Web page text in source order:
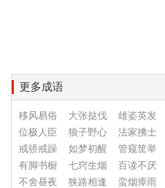
更多成语
移风易俗 大张挞伐 雄姿英发
位极人臣
狼子野心 法家拂士
戒骄戒躁
如梦初醒 管窥筐举
有脚书橱
七窍生烟 百读不厌
不舍昼夜
狭路相逢 蛮烟瘴雨